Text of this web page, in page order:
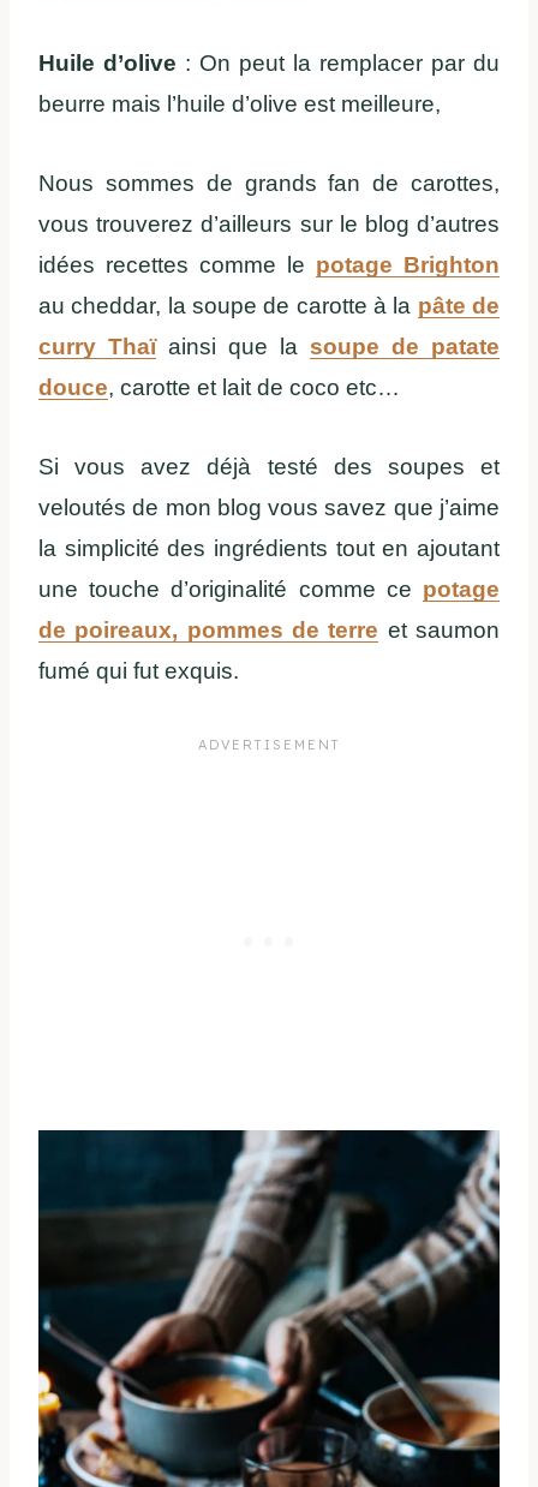
Huile d’olive : On peut la remplacer par du
beurre mais l’huile d’olive est meilleure,
Nous sommes de grands fan de carottes,
vous trouverez d’ailleurs sur le blog d’autres
idées recettes comme le potage Brighton
au cheddar, la soupe de carotte à la pâte de
curry Thaïainsi que la soupe de patate
douce, carotte et lait de coco etc…
Si vous avez déjà testé des soupes et
veloutés de mon blog vous savez que j’aime
la simplicité des ingrédients tout en ajoutant
une touche d’originalité comme ce potage
de poireaux, pommes de terre et saumon
fumé qui fut exquis.